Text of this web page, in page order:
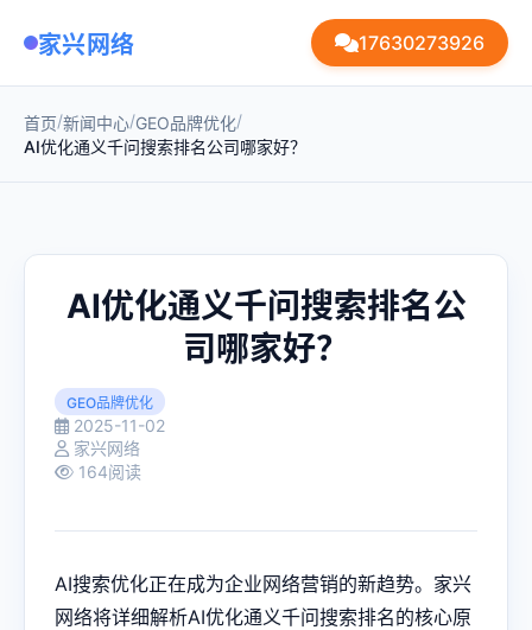
家兴网络 17630273926
首页/新闻中心/GEO品牌优化/
AI优化通义千问搜索排名公司哪家好？
AI优化通义千问搜索排名公
司哪家好？
GEO品牌优化
2025-11-02
家兴网络
164阅读
AI搜索优化正在成为企业网络营销的新趋势。家兴
网络将详细解析AI优化通义千问搜索排名的核心原